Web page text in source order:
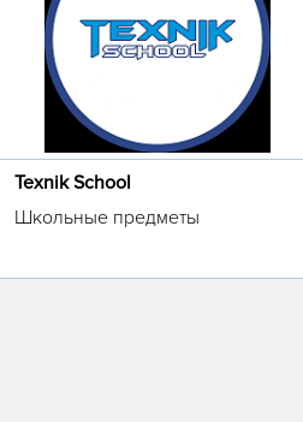
Texnik School
Школьные предметы